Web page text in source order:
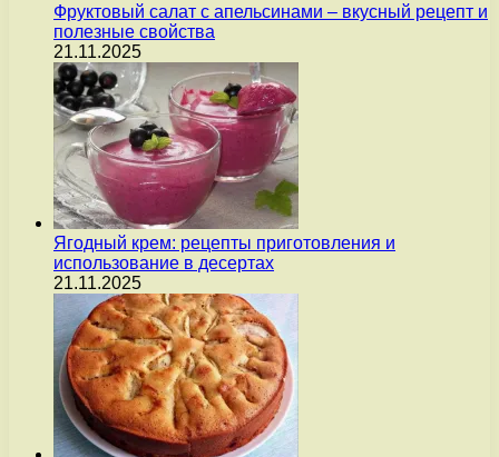
Фруктовый салат с апельсинами – вкусный рецепт и
полезные свойства
21.11.2025
Ягодный крем: рецепты приготовления и
использование в десертах
21.11.2025